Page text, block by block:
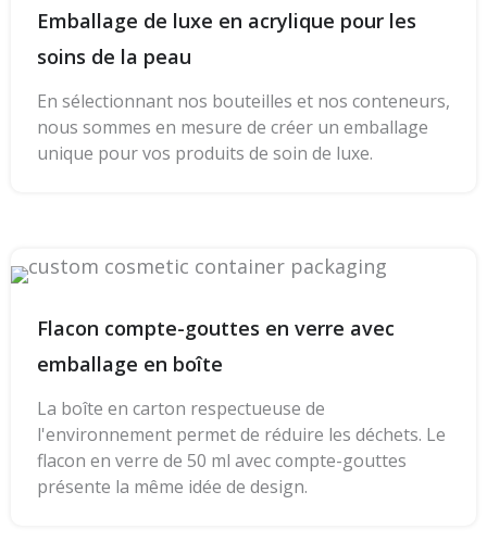
Emballage de luxe en acrylique pour les
soins de la peau
En sélectionnant nos bouteilles et nos conteneurs,
nous sommes en mesure de créer un emballage
unique pour vos produits de soin de luxe.
Flacon compte-gouttes en verre avec
emballage en boîte
La boîte en carton respectueuse de
l'environnement permet de réduire les déchets. Le
flacon en verre de 50 ml avec compte-gouttes
présente la même idée de design.